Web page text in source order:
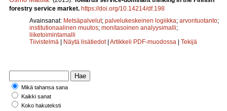
forestry service market. https://doi.org/10.14214/df.198
Avainsanat: Metsäpalvelut; palvelukeskeinen logiikka; arvontuotanto;
institutionaalinen muutos; monitasoinen analyysimalli;
liiketoimintamalli
Tiivistelmä | Näytä lisätiedot | Artikkeli PDF-muodossa | Tekijä
Mikä tahansa sana
Kaikki sanat
Koko hakuteksti